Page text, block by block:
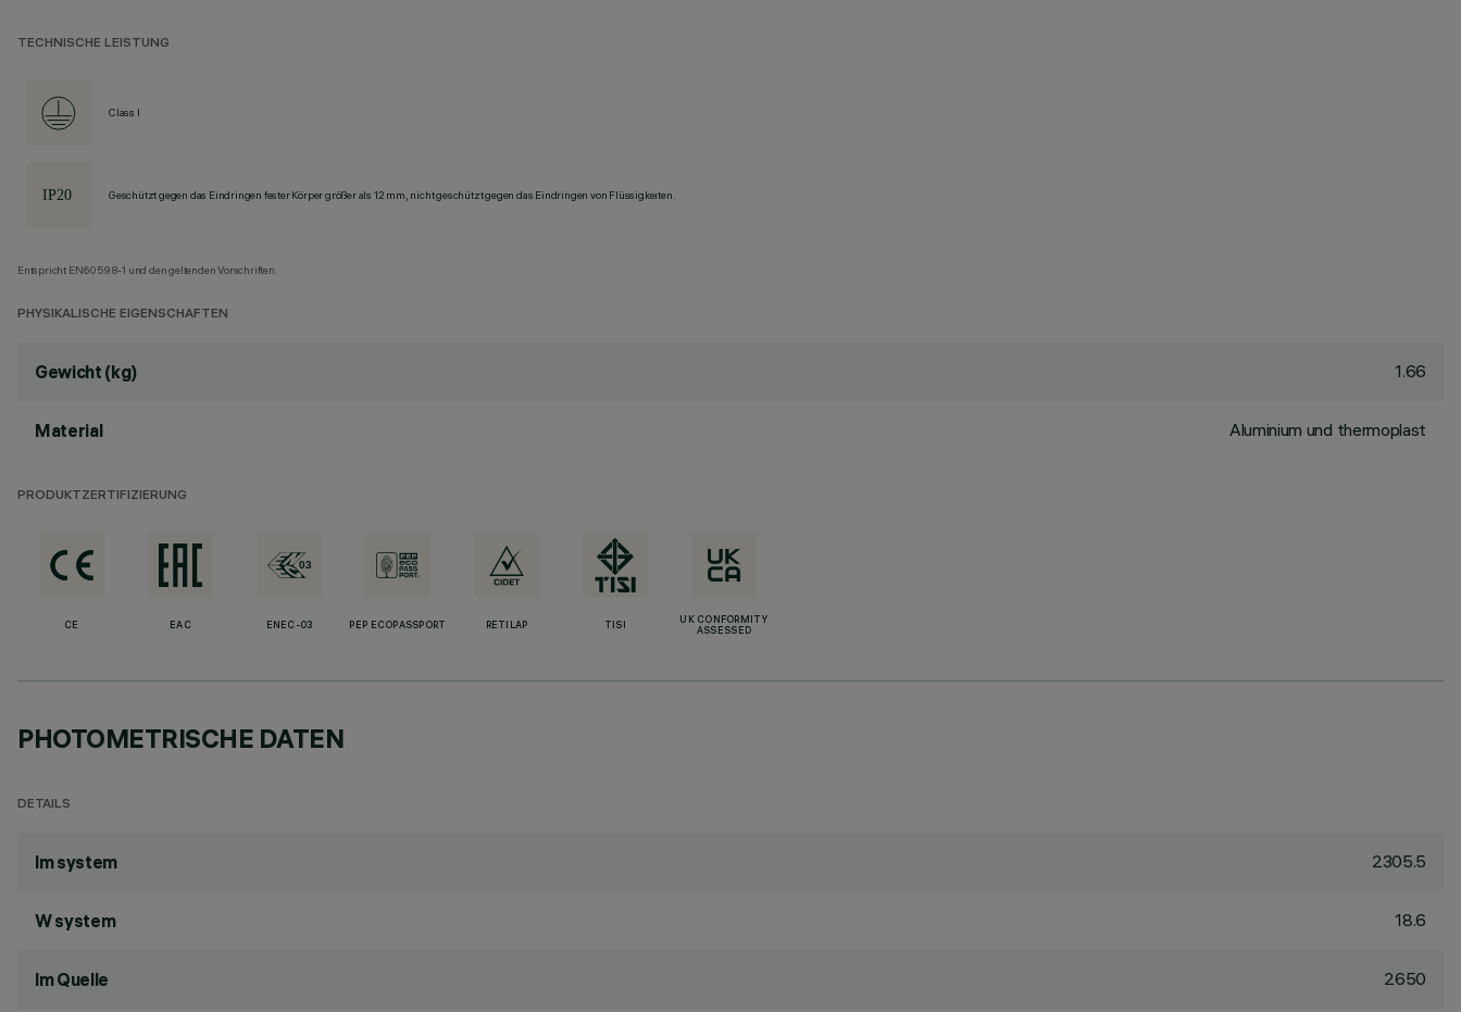
TECHNISCHE LEISTUNG
Class I
Geschützt gegen das Eindringen fester Körper größer als 12 mm, nicht geschützt gegen das Eindringen von Flüssigkeiten.
Entspricht EN60598-1 und den geltenden Vorschriften.
PHYSIKALISCHE EIGENSCHAFTEN
Gewicht (kg) 1.66
Material Aluminium und thermoplast
PRODUKTZERTIFIZIERUNG
CE EAC ENEC-03 PEP ECOPASSPORT RETILAP TISI
UK CONFORMITY
ASSESSED
PHOTOMETRISCHE DATEN
DETAILS
lm system 2305.5
W system 18.6
lm Quelle 2650